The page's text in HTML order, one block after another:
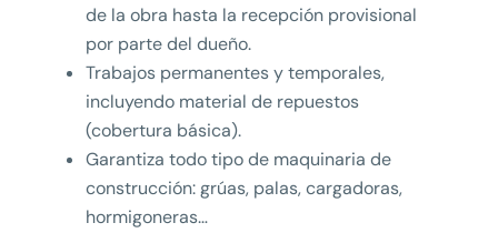
de la obra hasta la recepción provisional
por parte del dueño.
Trabajos permanentes y temporales,
incluyendo material de repuestos
(cobertura básica).
Garantiza todo tipo de maquinaria de
construcción: grúas, palas, cargadoras,
hormigoneras…